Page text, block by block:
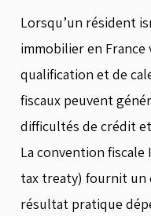
Lorsqu’un résident
immobilier en France
qualification et de
fiscaux peuvent
difficultés de crédit
La convention fiscale
tax treaty) fournit un
résultat pratique